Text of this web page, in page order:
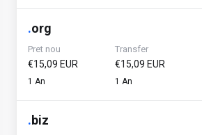
.org
Pret nou
€15,09 EUR
1 An
Transfer
€15,09 EUR
1 An
.biz